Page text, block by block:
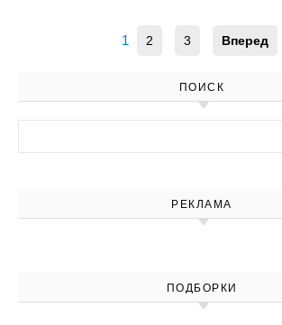
1 2 3 Вперед
ПОИСК
РЕКЛАМА
ПОДБОРКИ